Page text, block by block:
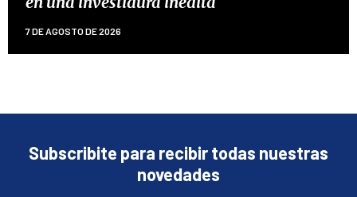
7 DE AGOSTO DE 2026
Subscribite para recibir todas nuestras
novedades